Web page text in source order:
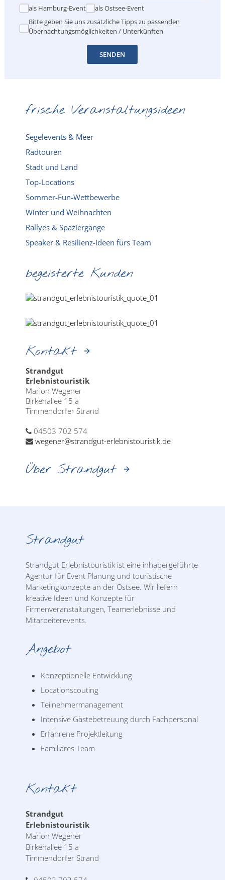
als Hamburg-Event
als Ostsee-Event
Bitte geben Sie uns zusätzliche Tipps zu passenden
Übernachtungsmöglichkeiten / Unterkünften
SENDEN
frische Veranstaltungsideen
Segelevents & Meer
Radtouren
Stadt und Land
Top-Locations
Sommer-Fun-Wettbewerbe
Winter und Weihnachten
Rallyes & Spaziergänge
Speaker & Resilienz-Ideen fürs Team
begeisterte Kunden
Kontakt
Strandgut
Erlebnistouristik
Marion Wegener
Birkenallee 15 a
Timmendorfer Strand
04503 702 574
wegener@strandgut-erlebnistouristik.de
Über Strandgut
Strandgut
Strandgut Erlebnistouristik ist eine inhabergeführte
Agentur für Event Planung und touristische
Marketingkonzepte an der Ostsee. Wir liefern
kreative Ideen und Konzepte für
Firmenveranstaltungen, Teamerlebnisse und
Mitarbeiterevents.
Angebot
Konzeptionelle Entwicklung
Locationscouting
Teilnehmermanagement
Intensive Gästebetreuung durch Fachpersonal
Erfahrene Projektleitung
Familiäres Team
Kontakt
Strandgut
Erlebnistouristik
Marion Wegener
Birkenallee 15 a
Timmendorfer Strand